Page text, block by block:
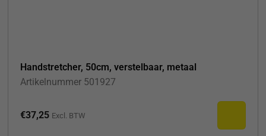
Handstretcher, 50cm, verstelbaar, metaal
Artikelnummer 501927
€37,25 Excl. BTW